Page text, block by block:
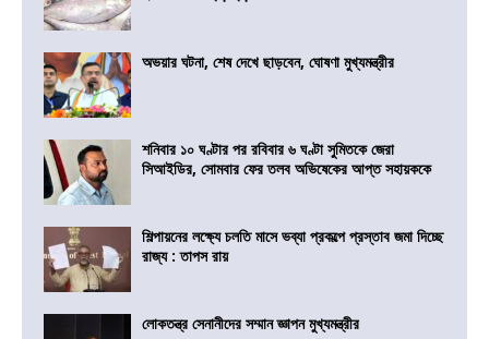
অভয়ার ঘটনা, শেষ দেখে ছাড়বেন, ঘোষণা মুখ্যমন্ত্রীর
শনিবার ১০ ঘণ্টার পর রবিবার ৬ ঘণ্টা সুমিতকে জেরা
সিআইডির, সোমবার ফের তলব অভিষেকের আপ্ত সহায়ককে
শিল্পায়নের লক্ষ্যে চলতি মাসে ভব্যা প্রকল্পে প্রস্তাব জমা দিচ্ছে
রাজ্য : তাপস রায়
লোকতন্ত্র সেনানীদের সম্মান জ্ঞাপন মুখ্যমন্ত্রীর